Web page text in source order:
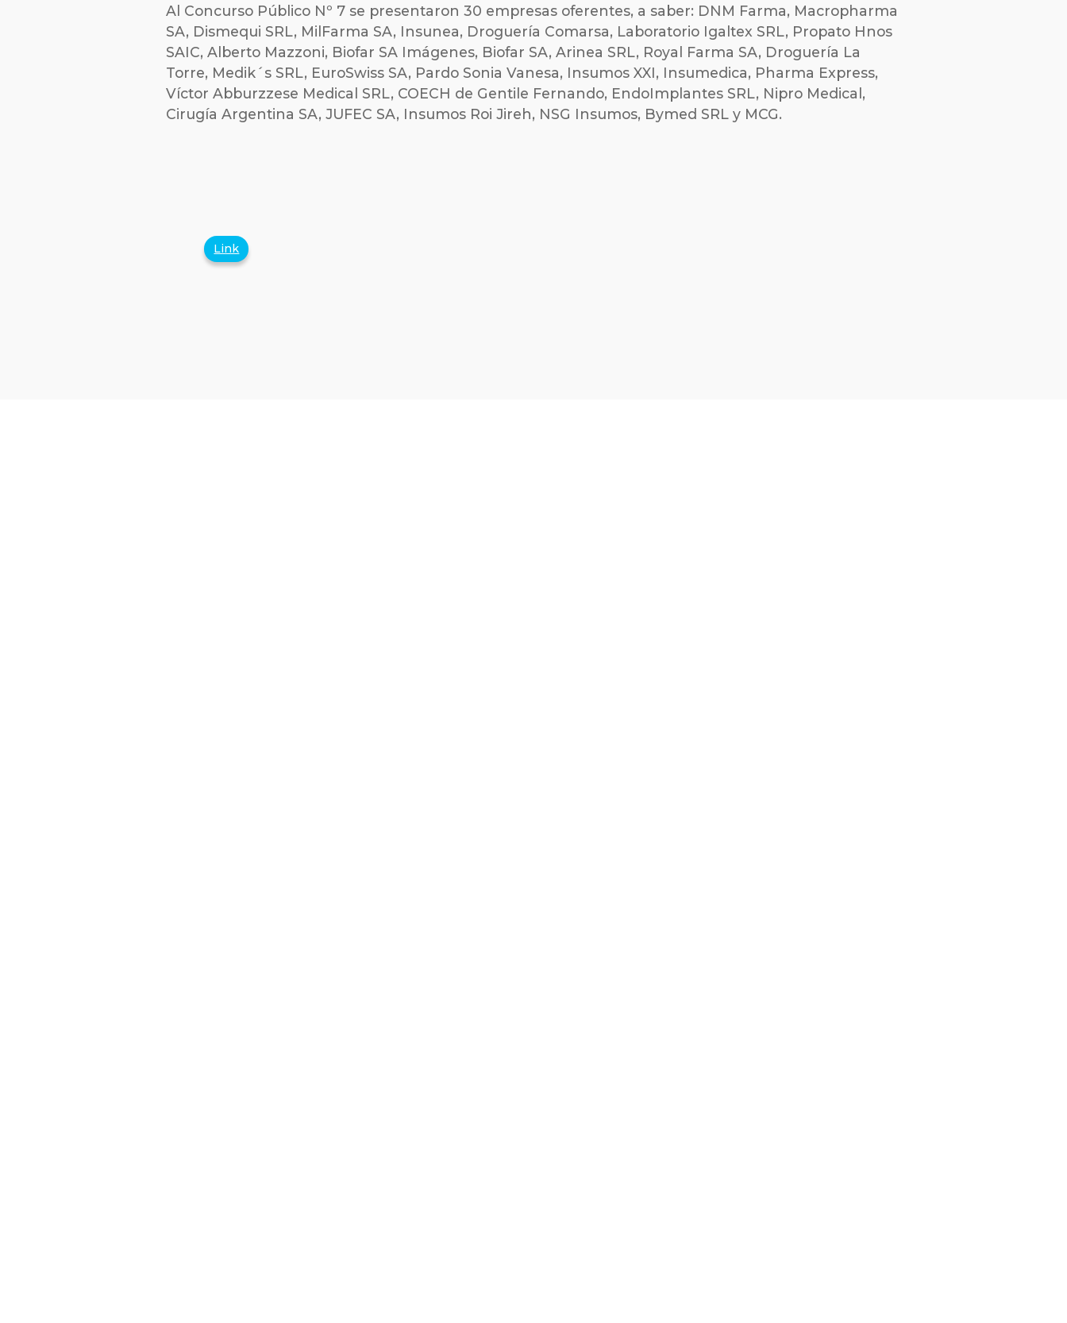
Al Concurso Público Nº 7 se presentaron 30 empresas oferentes, a saber: DNM Farma, Macropharma
SA, Dismequi SRL, MilFarma SA, Insunea, Droguería Comarsa, Laboratorio Igaltex SRL, Propato Hnos
SAIC, Alberto Mazzoni, Biofar SA Imágenes, Biofar SA, Arinea SRL, Royal Farma SA, Droguería La
Torre, Medik´s SRL, EuroSwiss SA, Pardo Sonia Vanesa, Insumos XXI, Insumedica, Pharma Express,
Víctor Abburzzese Medical SRL, COECH de Gentile Fernando, EndoImplantes SRL, Nipro Medical,
Cirugía Argentina SA, JUFEC SA, Insumos Roi Jireh, NSG Insumos, Bymed SRL y MCG.
Link